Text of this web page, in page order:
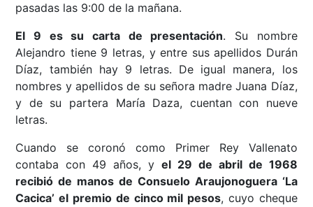
pasadas las 9:00 de la mañana.
El 9 es su carta de presentación. Su nombre
Alejandro tiene 9 letras, y entre sus apellidos Durán
Díaz, también hay 9 letras. De igual manera, los
nombres y apellidos de su señora madre Juana Díaz,
y de su partera María Daza, cuentan con nueve
letras.
Cuando se coronó como Primer Rey Vallenato
contaba con 49 años, y el 29 de abril de 1968
recibió de manos de Consuelo Araujonoguera ‘La
Cacica’ el premio de cinco mil pesos, cuyo cheque